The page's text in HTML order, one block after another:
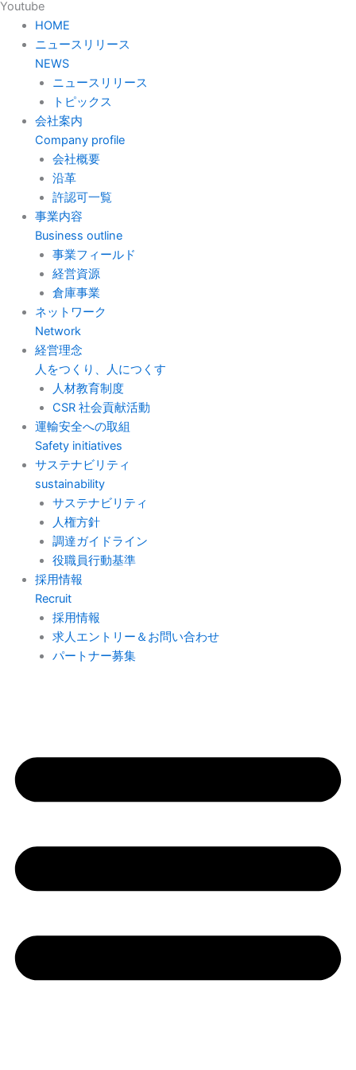
Youtube
HOME
ニュースリリース
NEWS
ニュースリリース
トピックス
会社案内
Company profile
会社概要
沿革
許認可一覧
事業内容
Business outline
事業フィールド
経営資源
倉庫事業
ネットワーク
Network
経営理念
人をつくり、人につくす
人材教育制度
CSR 社会貢献活動
運輸安全への取組
Safety initiatives
サステナビリティ
sustainability
サステナビリティ
人権方針
調達ガイドライン
役職員行動基準
採用情報
Recruit
採用情報
求人エントリー＆お問い合わせ
パートナー募集